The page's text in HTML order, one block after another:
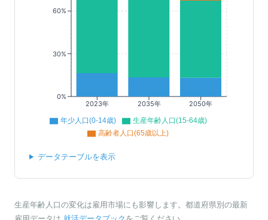
2023年 2035年 2050年
0%
30%
60%
年少人口(0-14歳)
生産年齢人口(15-64歳)
高齢者人口(65歳以上)
データテーブルを表示
生産年齢人口の変化は雇用市場にも影響します。都道府県別の最新